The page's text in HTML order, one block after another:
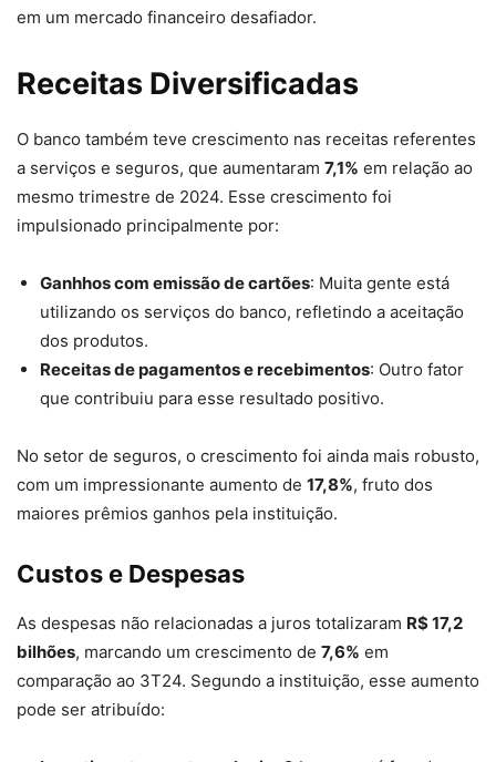
em um mercado financeiro desafiador.
Receitas Diversificadas
O banco também teve crescimento nas receitas referentes
a serviços e seguros, que aumentaram 7,1% em relação ao
mesmo trimestre de 2024. Esse crescimento foi
impulsionado principalmente por:
Ganhhos com emissão de cartões: Muita gente está
utilizando os serviços do banco, refletindo a aceitação
dos produtos.
Receitas de pagamentos e recebimentos: Outro fator
que contribuiu para esse resultado positivo.
No setor de seguros, o crescimento foi ainda mais robusto,
com um impressionante aumento de 17,8%, fruto dos
maiores prêmios ganhos pela instituição.
Custos e Despesas
As despesas não relacionadas a juros totalizaram R$ 17,2
bilhões, marcando um crescimento de 7,6% em
comparação ao 3T24. Segundo a instituição, esse aumento
pode ser atribuído: